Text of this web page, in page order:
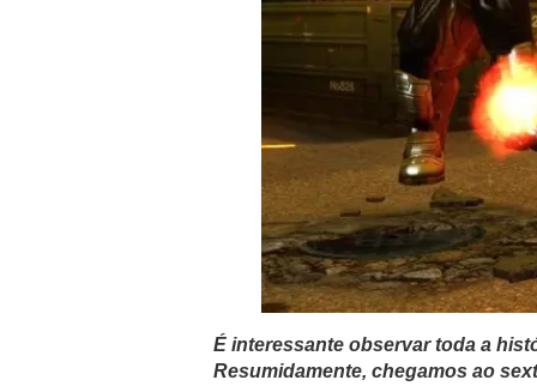
É interessante observar toda a
Resumidamente, chegamos ao